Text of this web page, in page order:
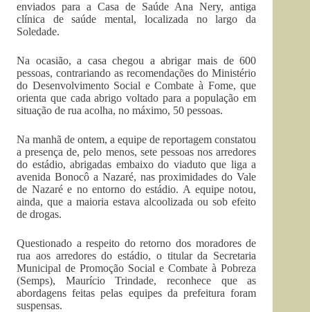
enviados para a Casa de Saúde Ana Nery, antiga
clínica de saúde mental, localizada no largo da
Soledade.
Na ocasião, a casa chegou a abrigar mais de 600
pessoas, contrariando as recomendações do Ministério
do Desenvolvimento Social e Combate à Fome, que
orienta que cada abrigo voltado para a população em
situação de rua acolha, no máximo, 50 pessoas.
Na manhã de ontem, a equipe de reportagem constatou
a presença de, pelo menos, sete pessoas nos arredores
do estádio, abrigadas embaixo do viaduto que liga a
avenida Bonocô a Nazaré, nas proximidades do Vale
de Nazaré e no entorno do estádio. A equipe notou,
ainda, que a maioria estava alcoolizada ou sob efeito
de drogas.
Questionado a respeito do retorno dos moradores de
rua aos arredores do estádio, o titular da Secretaria
Municipal de Promoção Social e Combate à Pobreza
(Semps), Maurício Trindade, reconhece que as
abordagens feitas pelas equipes da prefeitura foram
suspensas.